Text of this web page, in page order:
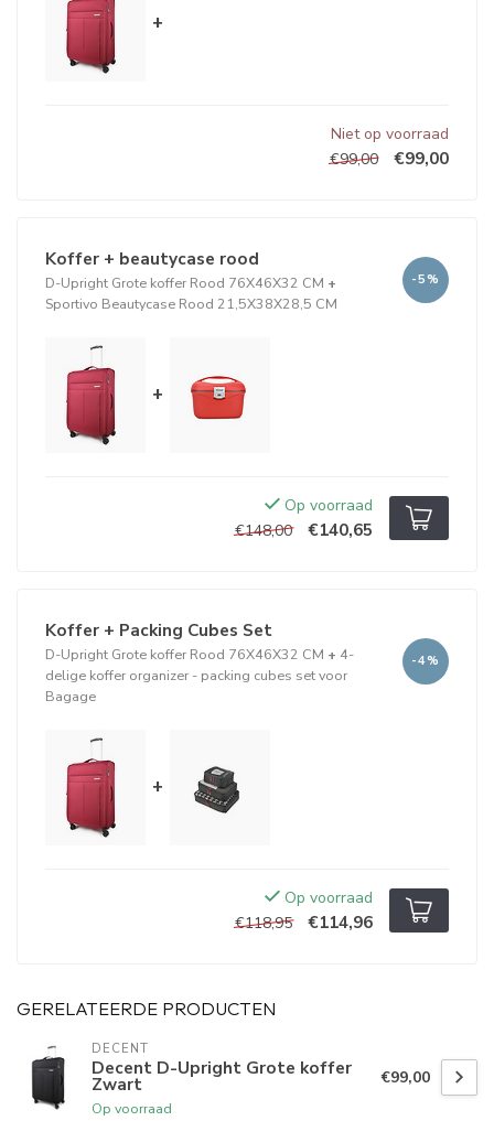
+
Niet op voorraad
€99,00
€99,00
Koffer + beautycase rood
D-Upright Grote koffer Rood 76X46X32 CM +
Sportivo Beautycase Rood 21,5X38X28,5 CM
-5%
+
Op voorraad
€148,00
€140,65
Koffer + Packing Cubes Set
D-Upright Grote koffer Rood 76X46X32 CM + 4-
delige koffer organizer - packing cubes set voor
Bagage
-4%
+
Op voorraad
€118,95
€114,96
GERELATEERDE PRODUCTEN
DECENT
Decent D-Upright Grote koffer
Zwart
Op voorraad
€99,00